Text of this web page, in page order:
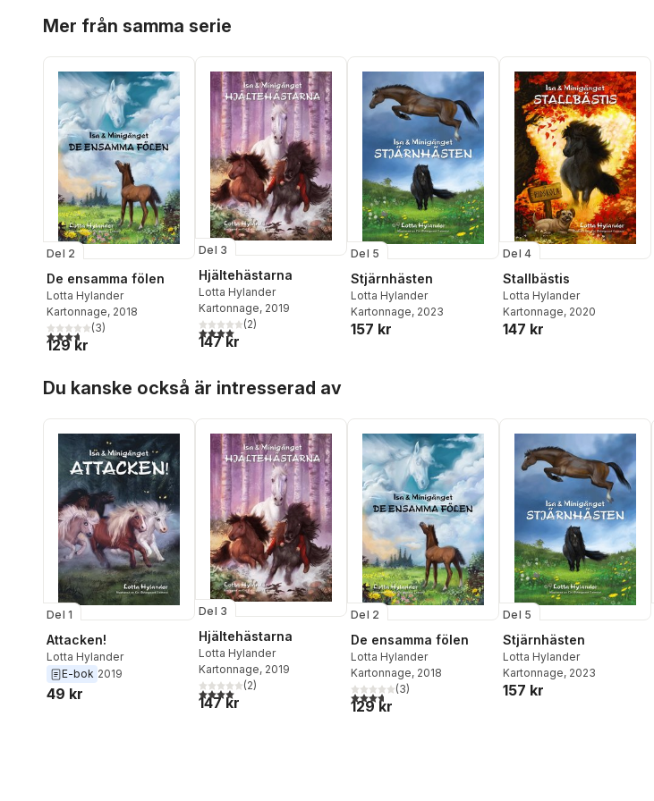
Mer från samma serie
Del 2
De ensamma fölen
Lotta Hylander
Kartonnage, 2018
3,7utav 5 stjärnor. Totalt antal röster:
(3)
129 kr
Del 3
Hjältehästarna
Lotta Hylander
Kartonnage, 2019
4,0utav 5 stjärnor. Totalt antal röster:
(2)
147 kr
Del 5
Stjärnhästen
Lotta Hylander
Kartonnage, 2023
157 kr
Del 4
Stallbästis
Lotta Hylander
Kartonnage, 2020
147 kr
Du kanske också är intresserad av
Del 1
Attacken!
Lotta Hylander
E-bok 2019
49 kr
Del 3
Hjältehästarna
Lotta Hylander
Kartonnage, 2019
4,0utav 5 stjärnor. Totalt antal röster:
(2)
147 kr
Del 2
De ensamma fölen
Lotta Hylander
Kartonnage, 2018
3,7utav 5 stjärnor. Totalt antal röster:
(3)
129 kr
Del 5
Stjärnhästen
Lotta Hylander
Kartonnage, 2023
157 kr